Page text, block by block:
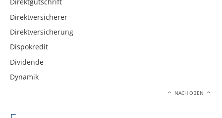
Direktversicherer
Direktversicherung
Dispokredit
Dividende
Dynamik
NACH OBEN